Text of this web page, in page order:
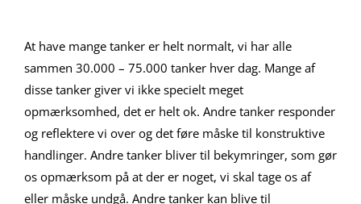
At have mange tanker er helt normalt, vi har alle
sammen 30.000 – 75.000 tanker hver dag. Mange af
disse tanker giver vi ikke specielt meget
opmærksomhed, det er helt ok. Andre tanker responder
og reflektere vi over og det føre måske til konstruktive
handlinger. Andre tanker bliver til bekymringer, som gør
os opmærksom på at der er noget, vi skal tage os af
eller måske undgå. Andre tanker kan blive til